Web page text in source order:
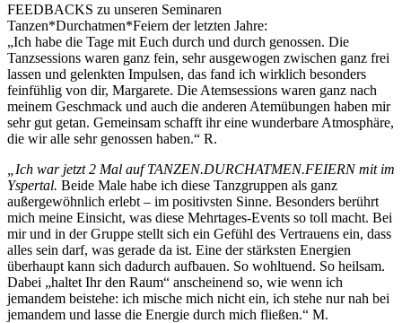
FEEDBACKS zu unseren Seminaren
Tanzen*Durchatmen*Feiern der letzten Jahre:
„Ich habe die Tage mit Euch durch und durch genossen. Die
Tanzsessions waren ganz fein, sehr ausgewogen zwischen ganz frei
lassen und gelenkten Impulsen, das fand ich wirklich besonders
feinfühlig von dir, Margarete. Die Atemsessions waren ganz nach
meinem Geschmack und auch die anderen Atemübungen haben mir
sehr gut getan. Gemeinsam schafft ihr eine wunderbare Atmosphäre,
die wir alle sehr genossen haben.“ R.
„Ich war jetzt 2 Mal auf TANZEN.DURCHATMEN.FEIERN mit im
Yspertal. Beide Male habe ich diese Tanzgruppen als ganz
außergewöhnlich erlebt – im positivsten Sinne. Besonders berührt
mich meine Einsicht, was diese Mehrtages-Events so toll macht. Bei
mir und in der Gruppe stellt sich ein Gefühl des Vertrauens ein, dass
alles sein darf, was gerade da ist. Eine der stärksten Energien
überhaupt kann sich dadurch aufbauen. So wohltuend. So heilsam.
Dabei „haltet Ihr den Raum“ anscheinend so, wie wenn ich
jemandem beistehe: ich mische mich nicht ein, ich stehe nur nah bei
jemandem und lasse die Energie durch mich fließen.“ M.